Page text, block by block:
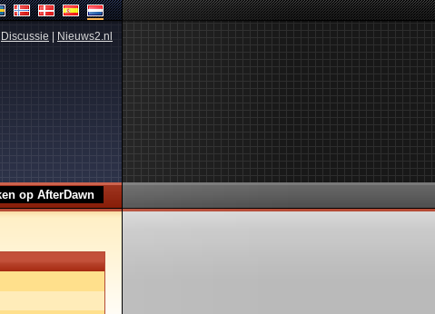
Discussie Nieuws2.nl